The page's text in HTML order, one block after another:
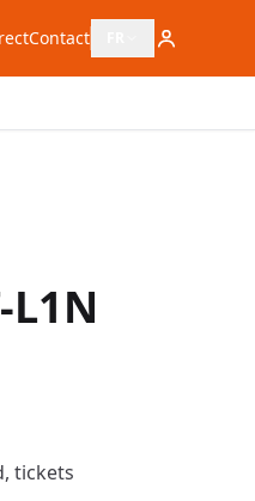
Contact Ouvrir le sélecteur
tickets